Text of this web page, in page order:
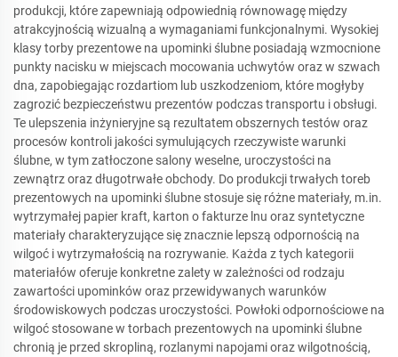
produkcji, które zapewniają odpowiednią równowagę między
atrakcyjnością wizualną a wymaganiami funkcjonalnymi. Wysokiej
klasy torby prezentowe na upominki ślubne posiadają wzmocnione
punkty nacisku w miejscach mocowania uchwytów oraz w szwach
dna, zapobiegając rozdartiom lub uszkodzeniom, które mogłyby
zagrozić bezpieczeństwu prezentów podczas transportu i obsługi.
Te ulepszenia inżynieryjne są rezultatem obszernych testów oraz
procesów kontroli jakości symulujących rzeczywiste warunki
ślubne, w tym zatłoczone salony weselne, uroczystości na
zewnątrz oraz długotrwałe obchody. Do produkcji trwałych toreb
prezentowych na upominki ślubne stosuje się różne materiały, m.in.
wytrzymałej papier kraft, karton o fakturze lnu oraz syntetyczne
materiały charakteryzujące się znacznie lepszą odpornością na
wilgoć i wytrzymałością na rozrywanie. Każda z tych kategorii
materiałów oferuje konkretne zalety w zależności od rodzaju
zawartości upominków oraz przewidywanych warunków
środowiskowych podczas uroczystości. Powłoki odpornościowe na
wilgoć stosowane w torbach prezentowych na upominki ślubne
chronią je przed skropliną, rozlanymi napojami oraz wilgotnością,